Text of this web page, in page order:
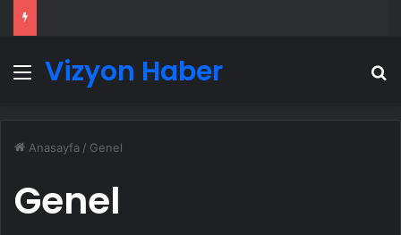
Menü
Vizyon Haber
Anasayfa / Genel
Genel